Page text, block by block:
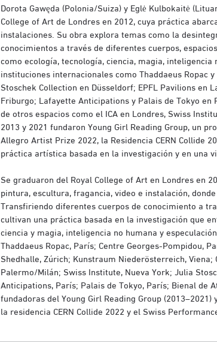
Dorota Gawęda (Polonia/Suiza) y Eglė Kulbokaitė
College of Art de Londres en 2012, cuya práctica
instalaciones. Su obra explora temas como la
conocimientos a través de diferentes cuerpos,
como ecología, tecnología, ciencia, magia,
instituciones internacionales como Thaddaeus Ropac
Stoschek Collection en Düsseldorf; EPFL Pavilions en
Friburgo; Lafayette Anticipations y Palais de Tokyo
de otros espacios como el ICA en Londres, Swiss
2013 y 2021 fundaron Young Girl Reading Group, un
Allegro Artist Prize 2022, la Residencia CERN Collide
práctica artística basada en la investigación y en una
Se graduaron del Royal College of Art en Londres en
pintura, escultura, fragancia, video e instalación,
Transfiriendo diferentes cuerpos de conocimiento a
cultivan una práctica basada en la investigación que
ciencia y magia, inteligencia no humana y
Thaddaeus Ropac, París; Centre Georges-Pompidou,
Shedhalle, Zúrich; Kunstraum Niederösterreich,
Palermo/Milán; Swiss Institute, Nueva York; Julia
Anticipations, París; Palais de Tokyo, París; Bienal de
fundadoras del Young Girl Reading Group
la residencia CERN Collide 2022 y el Swiss